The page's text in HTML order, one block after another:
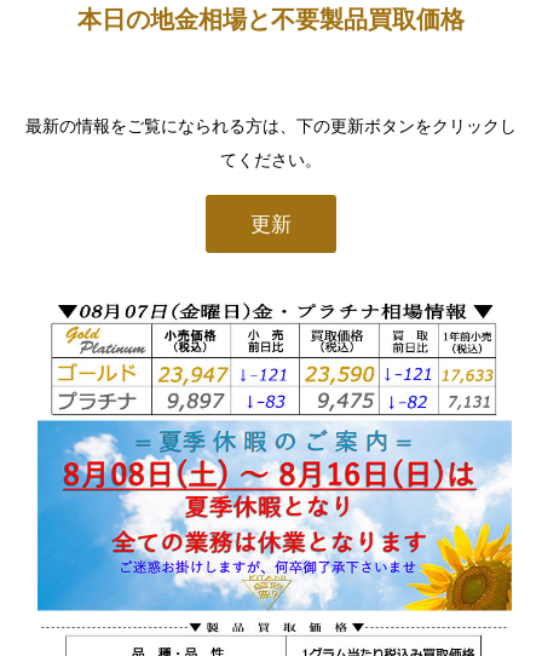
本日の地金相場と不要製品買取価格
最新の情報をご覧になられる方は、下の更新ボタンをクリックし
てください。